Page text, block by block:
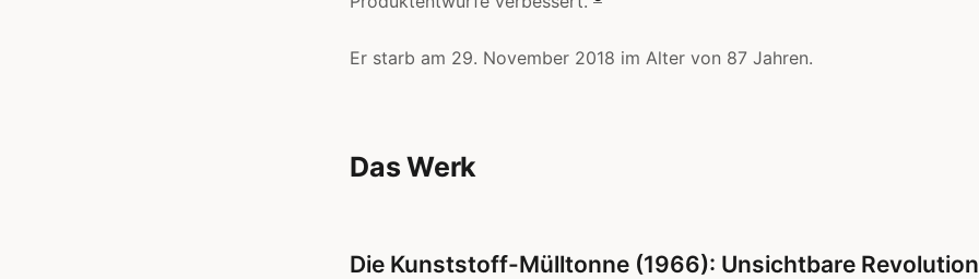
Er starb am 29. November 2018 im Alter von 87 Jahren.
Das Werk
Die Kunststoff-Mülltonne (1966): Unsichtbare Revolution